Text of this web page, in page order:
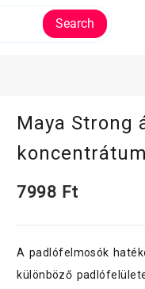
Search
Maya Strong
7998 Ft
A padlófelmosók
különböző